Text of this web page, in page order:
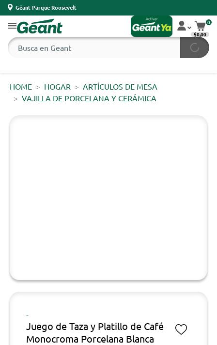
Géant Parque Roosevelt
0
$0,00
HOME HOGAR
ARTÍCULOS DE MESA
VAJILLA DE PORCELANA Y CERÁMICA
-
Juego de Taza y Platillo de Café
Monocroma Porcelana Blanca